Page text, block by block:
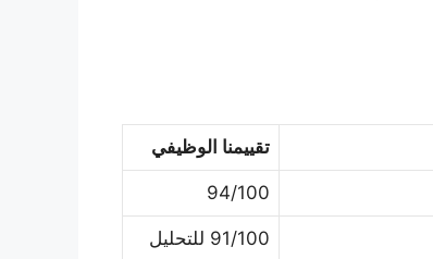
تقييمنا الوظيفي
94/100
91/100 للتحليل